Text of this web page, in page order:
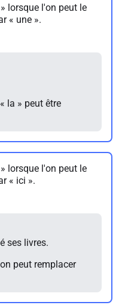
lorsque l'on peut le
« une ».
la » peut être
lorsque l'on peut le
« ici ».
ses livres.
peut remplacer